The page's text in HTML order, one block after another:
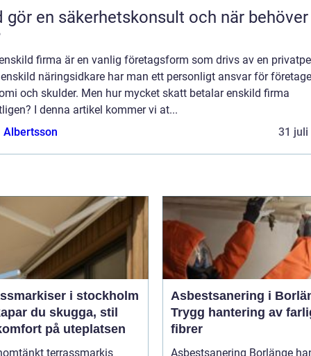
en säkerhetskonsult och när behöver du
firma är en vanlig företagsform som drivs av en
näringsidkare har man ett personligt ansvar för
och skulder. Men hur mycket skatt betalar enskild firma
I denna artikel kommer vi at...
Albertsson
31 juli
i stockholm
du skugga, stil
på uteplatsen
terrassmarkis
Asbestsanering i
Trygg hantering av
fibrer
Asbestsanering Borlänge